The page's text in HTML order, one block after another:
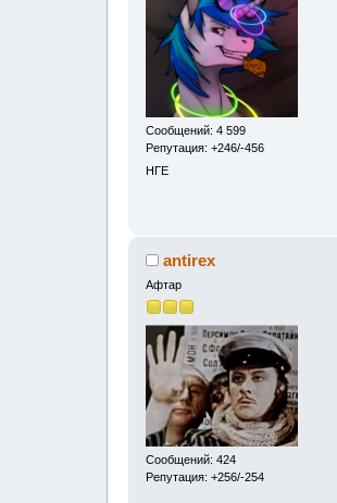
Сообщений: 4 599
Репутация: +246/-456
НГЕ
antireх
Афтар
Сообщений: 424
Репутация: +256/-254